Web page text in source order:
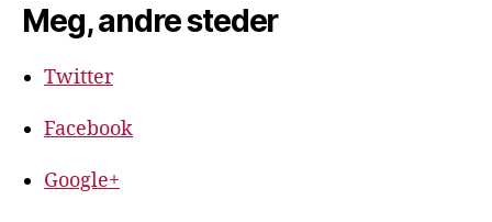
Meg, andre steder
Twitter
Facebook
Google+